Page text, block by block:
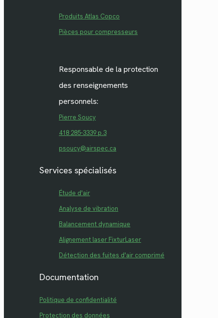
Produits Atlas Copco
Pièces pour compresseurs
Responsable de la protection
des renseignements
personnels:
Pierre Soucy
418 285-3339 p.3
psoucy@airspec.ca
Services spécialisés
Étude d'air
Analyse de vibration
Balancement dynamique
Alignement laser FixturLaser
Détection des fuites d'air comprimé
Documentation
Politique de confidentialité
Protection des données